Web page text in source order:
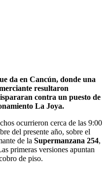
da en Cancún, donde una
resultaron
contra un puesto de
La Joya.
ocurrieron cerca de las 9:00
del presente año, sobre el
de la Supermanzana 254,
primeras versiones apuntan
de piso.